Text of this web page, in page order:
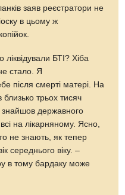
заяв реєстратори не
в цьому ж
БТІ? Хіба
стало. Я
після смерті матері. На
близько трьох тисяч
державного
на лікарняному. Ясно,
не знають, як тепер
середнього віку. –
в тому бардаку може